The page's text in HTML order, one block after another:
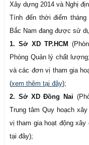
Xây dựng 2014 và Nghị
Tính đến thời điểm
Bắc Nam đang được sử
1. Sở XD TP.HCM
Phòng Quản lý chất
và các đơn vị tham gia
(xem thêm tại đây);
2. Sở XD Đồng Nai
Trung tâm Quy hoạch
vị tham gia hoạt động xây
tại đây);